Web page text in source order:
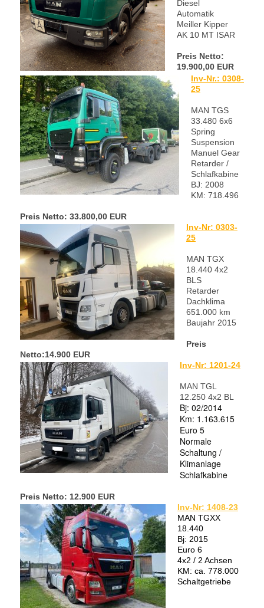
Diesel
Automatik
Meiller Kipper
AK 10 MT ISAR
Preis Netto:
19.900,00 EUR
Inv-Nr.: 0308-
25
MAN TGS
33.480 6x6
Spring
Suspension
Manuel Gear
Retarder /
Schlafkabine
BJ: 2008
KM: 718.496
Preis Netto: 33.800,00 EUR
Inv-Nr: 0303-
25
MAN TGX
18.440 4x2
BLS
Retarder
Dachklima
651.000 km
Baujahr 2015
Preis
Netto:14.900 EUR
Inv-Nr: 1201-24
MAN TGL
12.250 4x2 BL
Bj: 02/2014
Km: 1.163.615
Euro 5
Normale
Schaltung /
Klimanlage
Schlafkabine
Preis Netto: 12.900 EUR
Inv-Nr: 1408-23
MAN TGXX
18.440
Bj: 2015
Euro 6
4x2 / 2 Achsen
KM: ca. 778.000
Schaltgetriebe